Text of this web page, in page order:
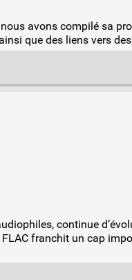
avons compilé sa
que des liens vers
continue
franchit un cap